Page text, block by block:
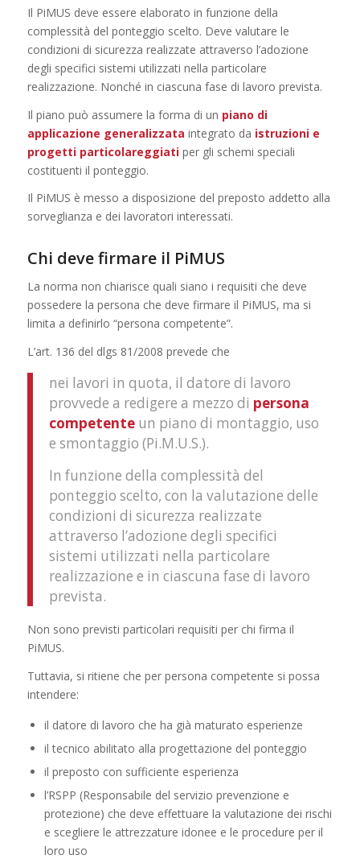
Il PiMUS deve essere elaborato in funzione della
complessità del ponteggio scelto. Deve valutare le
condizioni di sicurezza realizzate attraverso l’adozione
degli specifici sistemi utilizzati nella particolare
realizzazione. Nonché in ciascuna fase di lavoro prevista.
Il piano può assumere la forma di un piano di
applicazione generalizzata integrato da istruzioni e
progetti particolareggiatiper gli schemi speciali
costituenti il ponteggio.
Il PiMUS è messo a disposizione del preposto addetto alla
sorveglianza e dei lavoratori interessati.
Chi deve firmare il PiMUS
La norma non chiarisce quali siano i requisiti che deve
possedere la persona che deve firmare il PiMUS, ma si
limita a definirlo “persona competente”.
L’art. 136 del dlgs 81/2008 prevede che
nei lavori in quota, il datore di lavoro
provvede a redigere a mezzo di persona
competenteun piano di montaggio, uso
e smontaggio (Pi.M.U.S.).
In funzione della complessità del
ponteggio scelto, con la valutazione delle
condizioni di sicurezza realizzate
attraverso l’adozione degli specifici
sistemi utilizzati nella particolare
realizzazione e in ciascuna fase di lavoro
prevista.
Non sono previsti particolari requisiti per chi firma il
PiMUS.
Tuttavia, si ritiene che per persona competente si possa
intendere:
il datore di lavoro che ha già maturato esperienze
il tecnico abilitato alla progettazione del ponteggio
il preposto con sufficiente esperienza
l’RSPP (Responsabile del servizio prevenzione e
protezione) che deve effettuare la valutazione dei rischi
e scegliere le attrezzature idonee e le procedure per il
loro uso